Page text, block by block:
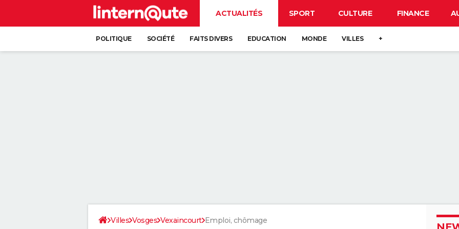
ACTUALITÉS SPORT CULTURE FINANCE
POLITIQUE SOCIÉTÉ FAITS DIVERS EDUCATION MONDE VILLES +
Villes Vosges Vexaincourt Emploi, chômage